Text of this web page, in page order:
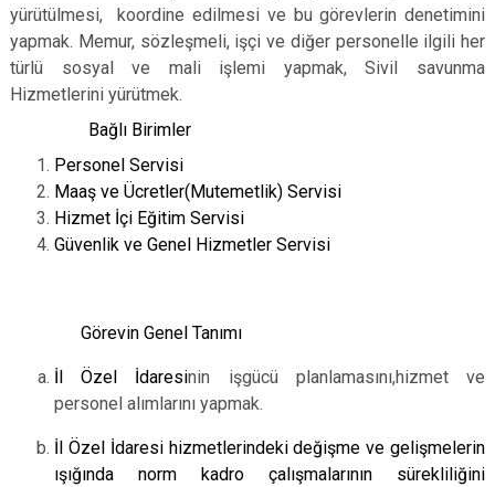
yürütülmesi, koordine edilmesi ve bu görevlerin denetimini
yapmak. Memur, sözleşmeli, işçi ve diğer personelle ilgili her
türlü sosyal ve mali işlemi yapmak, Sivil savunma
Hizmetlerini yürütmek.
Bağlı Birimler
Personel Servisi
Maaş ve Ücretler(Mutemetlik) Servisi
Hizmet İçi Eğitim Servisi
Güvenlik ve Genel Hizmetler Servisi
Görevin Genel Tanımı
İl Özel İdaresinin işgücü planlamasını,hizmet ve
personel alımlarını yapmak.
İl Özel İdaresi hizmetlerindeki değişme ve gelişmelerin
ışığında norm kadro çalışmalarının sürekliliğini